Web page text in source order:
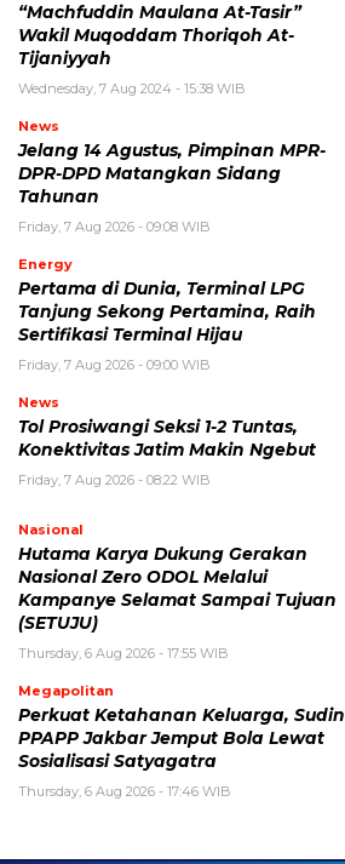
“Machfuddin Maulana At-Tasir”
Wakil Muqoddam Thoriqoh At-
Tijaniyyah
Wednesday, 7 Aug 2024 - 15:38 WIB
News
Jelang 14 Agustus, Pimpinan MPR-
DPR-DPD Matangkan Sidang
Tahunan
Friday, 7 Aug 2026 - 09:08 WIB
Energy
Pertama di Dunia, Terminal LPG
Tanjung Sekong Pertamina, Raih
Sertifikasi Terminal Hijau
Friday, 7 Aug 2026 - 09:00 WIB
News
Tol Prosiwangi Seksi 1-2 Tuntas,
Konektivitas Jatim Makin Ngebut
Friday, 7 Aug 2026 - 08:22 WIB
Nasional
Hutama Karya Dukung Gerakan
Nasional Zero ODOL Melalui
Kampanye Selamat Sampai Tujuan
(SETUJU)
Thursday, 6 Aug 2026 - 17:55 WIB
Megapolitan
Perkuat Ketahanan Keluarga, Sudin
PPAPP Jakbar Jemput Bola Lewat
Sosialisasi Satyagatra
Thursday, 6 Aug 2026 - 17:46 WIB